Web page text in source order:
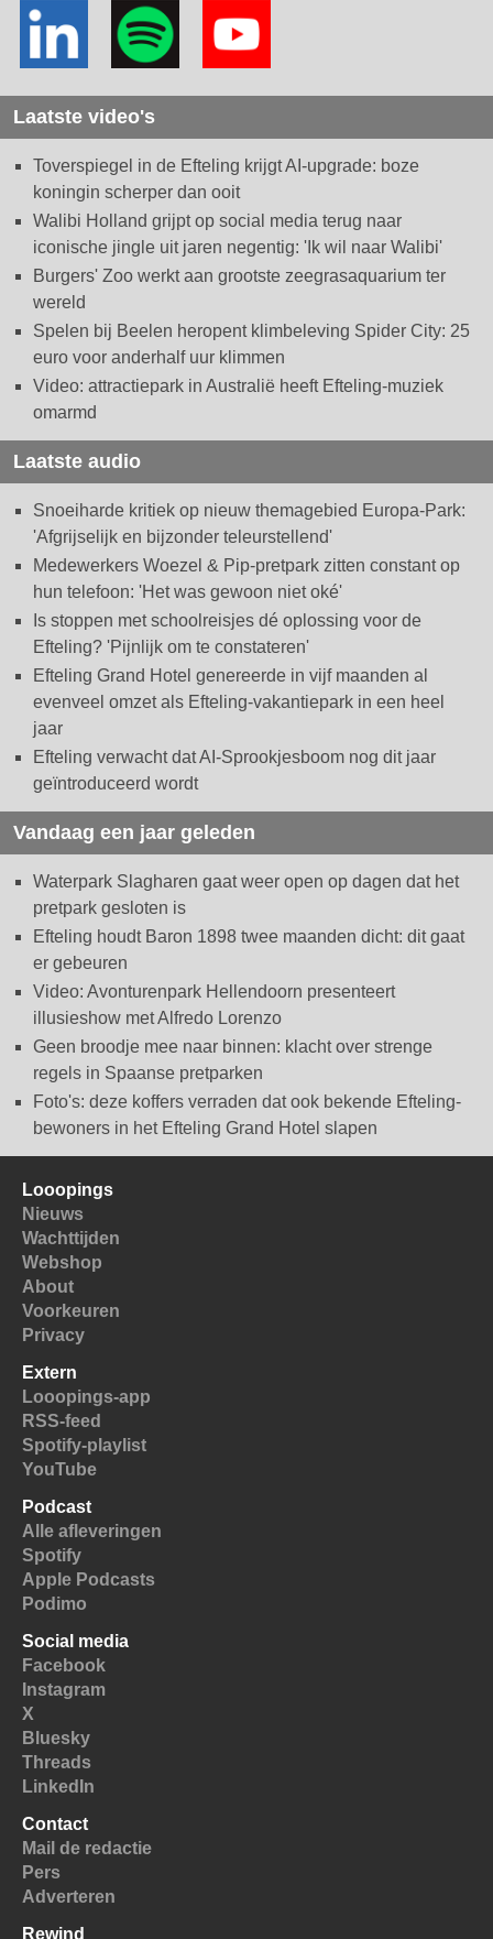
Laatste video's
Toverspiegel in de Efteling krijgt AI-upgrade: boze
koningin scherper dan ooit
Walibi Holland grijpt op social media terug naar
iconische jingle uit jaren negentig: 'Ik wil naar Walibi'
Burgers' Zoo werkt aan grootste zeegrasaquarium ter
wereld
Spelen bij Beelen heropent klimbeleving Spider City: 25
euro voor anderhalf uur klimmen
Video: attractiepark in Australië heeft Efteling-muziek
omarmd
Laatste audio
Snoeiharde kritiek op nieuw themagebied Europa-Park:
'Afgrijselijk en bijzonder teleurstellend'
Medewerkers Woezel & Pip-pretpark zitten constant op
hun telefoon: 'Het was gewoon niet oké'
Is stoppen met schoolreisjes dé oplossing voor de
Efteling? 'Pijnlijk om te constateren'
Efteling Grand Hotel genereerde in vijf maanden al
evenveel omzet als Efteling-vakantiepark in een heel
jaar
Efteling verwacht dat AI-Sprookjesboom nog dit jaar
geïntroduceerd wordt
Vandaag een jaar geleden
Waterpark Slagharen gaat weer open op dagen dat het
pretpark gesloten is
Efteling houdt Baron 1898 twee maanden dicht: dit gaat
er gebeuren
Video: Avonturenpark Hellendoorn presenteert
illusieshow met Alfredo Lorenzo
Geen broodje mee naar binnen: klacht over strenge
regels in Spaanse pretparken
Foto's: deze koffers verraden dat ook bekende Efteling-
bewoners in het Efteling Grand Hotel slapen
Looopings
Nieuws
Wachttijden
Webshop
About
Voorkeuren
Privacy
Extern
Looopings-app
RSS-feed
Spotify-playlist
YouTube
Podcast
Alle afleveringen
Spotify
Apple Podcasts
Podimo
Social media
Facebook
Instagram
X
Bluesky
Threads
LinkedIn
Contact
Mail de redactie
Pers
Adverteren
Rewind